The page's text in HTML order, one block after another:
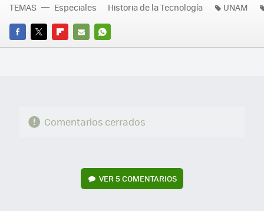
FACEBOOK
TWITTERFLIPBOARD
E-
WHATSAPP
TEMAS Especiales Historia de la Tecnología UNAM
Comentarios cerrados
VER5 COMENTARIOS